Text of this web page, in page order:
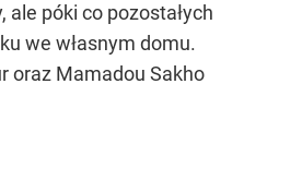
ale póki co pozostałych
we własnym domu.
oraz Mamadou Sakho